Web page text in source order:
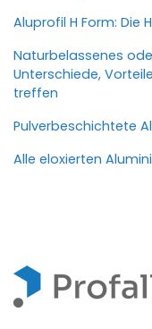
Aluprofil H Form: Die
Naturbelassenes
Unterschiede,
treffen
Pulverbeschichtete
Alle eloxierten